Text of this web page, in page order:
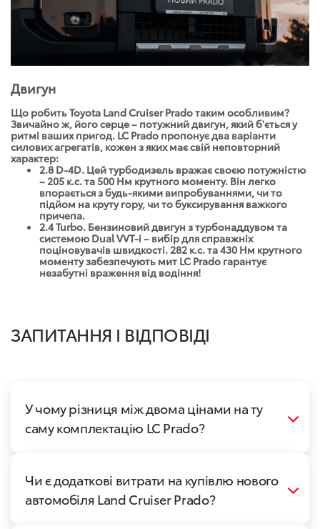
Двигун
Що робить Toyota Land Cruiser Prado таким особливим?
Звичайно ж, його серце – потужний двигун, який б'ється у
ритмі ваших пригод. LC Prado пропонує два варіанти
силових агрегатів, кожен з яких має свій неповторний
характер:
2.8 D-4D. Цей турбодизель вражає своєю потужністю
– 205 к.с. та 500 Нм крутного моменту. Він легко
впорається з будь-якими випробуваннями, чи то
підйом на круту гору, чи то буксирування важкого
причепа.
2.4 Turbo. Бензиновий двигун з турбонаддувом та
системою Dual VVT-i – вибір для справжніх
поціновувачів швидкості. 282 к.с. та 430 Нм крутного
моменту забезпечують мит LC Prado гарантує
незабутні враження від водіння!
ЗАПИТАННЯ І ВІДПОВІДІ
У чому різниця між двома цінами на ту
саму комплектацію LC Prado?
Чи є додаткові витрати на купівлю нового
автомобіля Land Cruiser Prado?